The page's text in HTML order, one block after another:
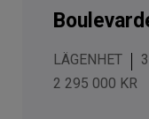
LÄGENHET
2 295 000 KR